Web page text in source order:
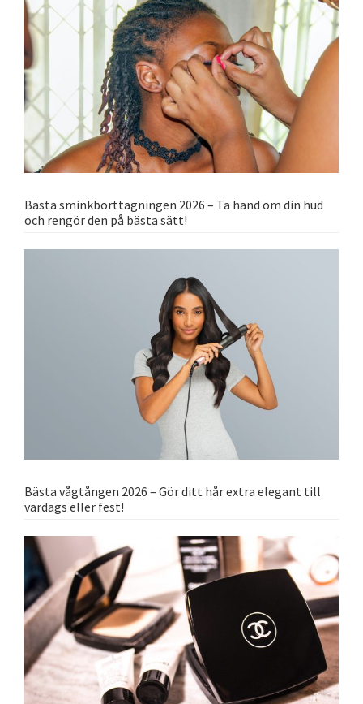
Bästa sminkborttagningen 2026 – Ta hand om din hud
och rengör den på bästa sätt!
Bästa vågtången 2026 – Gör ditt hår extra elegant till
vardags eller fest!